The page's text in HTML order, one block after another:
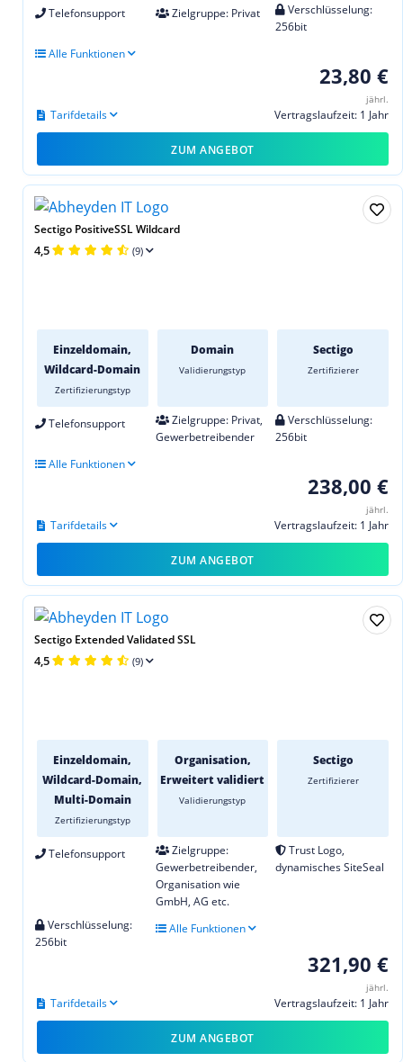
Telefonsupport Zielgruppe: Privat
Verschlüsselung:
256bit
Alle Funktionen
23,80 €
jährl.
Vertragslaufzeit: 1 Jahr
Tarifdetails
ZUM ANGEBOT
Sectigo PositiveSSL Wildcard
4,5 (9)
Einzeldomain,
Wildcard-Domain
Zertifizierungstyp
Domain
Validierungstyp
Sectigo
Zertifizierer
Telefonsupport
Zielgruppe: Privat,
Gewerbetreibender
Verschlüsselung:
256bit
Alle Funktionen
238,00 €
jährl.
Vertragslaufzeit: 1 Jahr
Tarifdetails
ZUM ANGEBOT
Sectigo Extended Validated SSL
4,5 (9)
Einzeldomain,
Wildcard-Domain,
Multi-Domain
Zertifizierungstyp
Organisation,
Erweitert validiert
Validierungstyp
Sectigo
Zertifizierer
Telefonsupport
Zielgruppe:
Gewerbetreibender,
Organisation wie
GmbH, AG etc.
Trust Logo,
dynamisches SiteSeal
Verschlüsselung:
256bit
Alle Funktionen
321,90 €
jährl.
Vertragslaufzeit: 1 Jahr
Tarifdetails
ZUM ANGEBOT